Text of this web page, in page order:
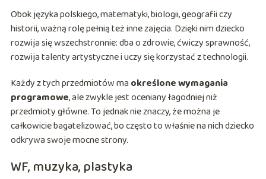
Obok języka polskiego, matematyki, biologii, geografii czy
historii, ważną rolę pełnią też inne zajęcia. Dzięki nim dziecko
rozwija się wszechstronnie: dba o zdrowie, ćwiczy sprawność,
rozwija talenty artystyczne i uczy się korzystać z technologii.
Każdy z tych przedmiotów ma określone wymagania
programowe, ale zwykle jest oceniany łagodniej niż
przedmioty główne. To jednak nie znaczy, że można je
całkowicie bagatelizować, bo często to właśnie na nich dziecko
odkrywa swoje mocne strony.
WF, muzyka, plastyka